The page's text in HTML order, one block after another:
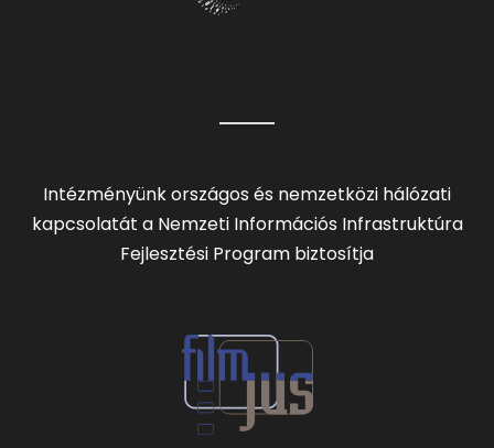
Intézményünk országos és nemzetközi hálózati
kapcsolatát a Nemzeti Információs Infrastruktúra
Fejlesztési Program biztosítja